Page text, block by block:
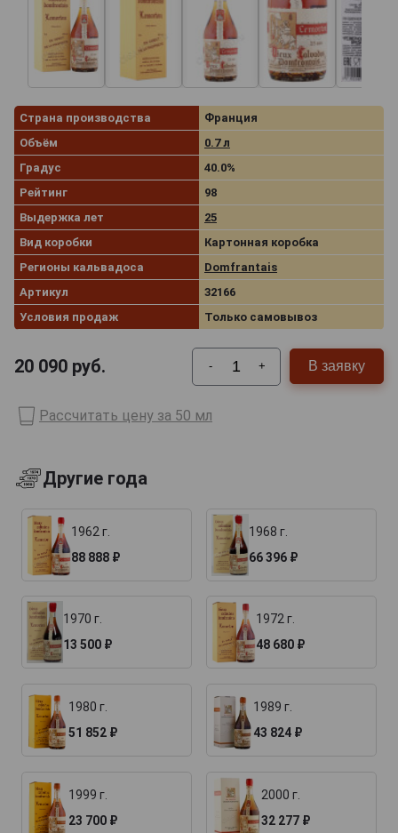
Страна производства
Франция
Объём
0.7 л
Градус
40.0%
Рейтинг
98
Выдержка лет
25
Вид коробки
Картонная коробка
Регионы кальвадоса
Domfrantais
Артикул
32166
Условия продаж
Только самовывоз
20 090 руб. - + В заявку
Рассчитать цену за 50 мл
Другие года
1962 г.
88 888 ₽
1968 г.
66 396 ₽
1970 г.
13 500 ₽
1972 г.
48 680 ₽
1980 г.
51 852 ₽
1989 г.
43 824 ₽
1999 г.
23 700 ₽
2000 г.
32 277 ₽